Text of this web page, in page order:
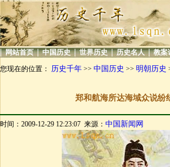
| 网站首页 | 中国历史 | 世界历史 | 历史名人 | 教案
您现在的位置： 历史千年 >> 中国历史 >> 明朝历史
郑和航海所达海域众说纷
时间：2009-12-29 12:23:07 来源： 中国新闻网